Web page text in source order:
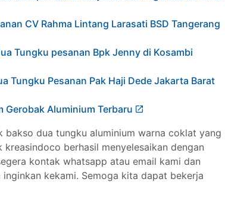
CV Rahma Lintang Larasati BSD Tangerang
Tungku pesanan Bpk Jenny di Kosambi
Tungku Pesanan Pak Haji Dede Jakarta Barat
Gerobak Aluminium Terbaru
bakso dua tungku aluminium warna coklat yang
berhasil menyelesaikan dengan
kontak whatsapp atau email kami dan
kekami. Semoga kita dapat bekerja